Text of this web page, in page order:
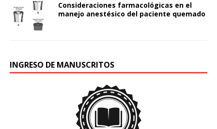
Consideraciones farmacológicas en el
manejo anestésico del paciente quemado
INGRESO DE MANUSCRITOS